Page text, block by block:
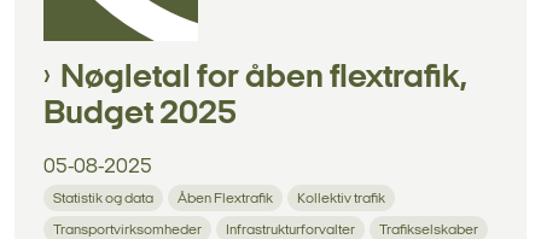
Nøgletal for åben flextrafik,
Budget 2025
05-08-2025
Statistik og data Åben Flextrafik Kollektiv trafik
Transportvirksomheder Infrastrukturforvalter Trafikselskaber